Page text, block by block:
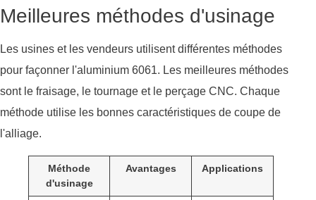
Meilleures méthodes d'usinage
Les usines et les vendeurs utilisent différentes méthodes
pour façonner l'aluminium 6061. Les meilleures méthodes
sont le fraisage, le tournage et le perçage CNC. Chaque
méthode utilise les bonnes caractéristiques de coupe de
l'alliage.
Méthode
d'usinage
Avantages Applications